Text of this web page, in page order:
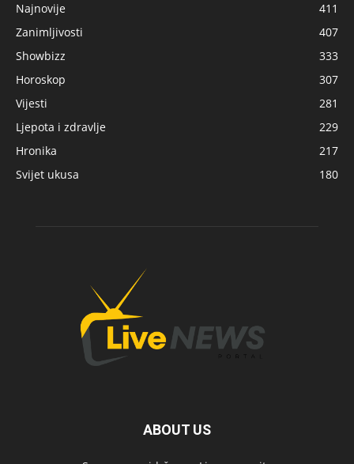
Najnovije
411
Zanimljivosti
407
Showbizz
333
Horoskop
307
Vijesti
281
Ljepota i zdravlje
229
Hronika
217
Svijet ukusa
180
ABOUT US